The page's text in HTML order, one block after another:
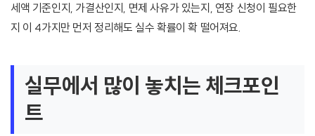
세액 기준인지, 가결산인지, 면제 사유가 있는지, 연장 신청이 필요한
지 이 4가지만 먼저 정리해도 실수 확률이 확 떨어져요.
실무에서 많이 놓치는 체크포인
트